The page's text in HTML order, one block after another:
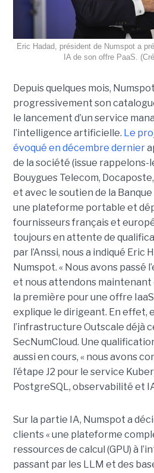
Eric Hadad, président de Numspot a
IA de son offre PaaS.
Depuis quelques mois,
progressivement son
le lancement d’un service
l’intelligence artificielle. Le
évoqué en décembre dernier
de la société (issue rappelons-
Bouygues Telecom,
et avec le soutien de la
une plateforme portable et
fournisseurs français et
toujours en attente de
par l’Anssi, nous a indiqué Eric
Numspot. « Nous avons passé
et nous attendons maintenant
la première pour une offre
explique le dirigeant. En effet,
l’infrastructure Outscale déjà
SecNumCloud. Une
aussi en cours, « nous avons
l’étape J2 pour le service
PostgreSQL, observabilité et
Sur la partie IA, Numspot a
clients « une plateforme
ressources de calcul (GPU) à
passant par les LLM et des